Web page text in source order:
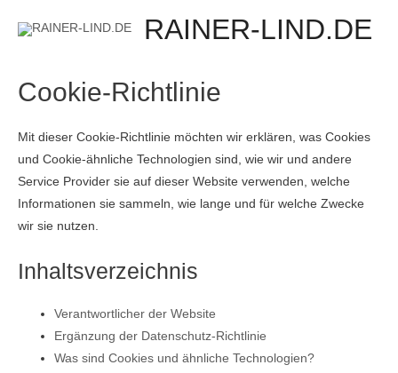
RAINER-LIND.DE
Cookie-Richtlinie
Mit dieser Cookie-Richtlinie möchten wir erklären, was Cookies
und Cookie-ähnliche Technologien sind, wie wir und andere
Service Provider sie auf dieser Website verwenden, welche
Informationen sie sammeln, wie lange und für welche Zwecke
wir sie nutzen.
Inhaltsverzeichnis
Verantwortlicher der Website
Ergänzung der Datenschutz-Richtlinie
Was sind Cookies und ähnliche Technologien?